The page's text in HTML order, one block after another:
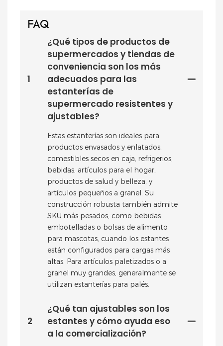
FAQ
1
¿Qué tipos de productos de
supermercados y tiendas de
conveniencia son los más
adecuados para las
estanterías de
supermercado resistentes y
ajustables?
Estas estanterías son ideales para
productos envasados ​​y enlatados,
comestibles secos en caja, refrigerios,
bebidas, artículos para el hogar,
productos de salud y belleza, y
artículos pequeños a granel. Su
construcción robusta también admite
SKU más pesados, como bebidas
embotelladas o bolsas de alimento
para mascotas, cuando los estantes
están configurados para cargas más
altas. Para artículos paletizados o a
granel muy grandes, generalmente se
utilizan estanterías para palés.
2
¿Qué tan ajustables son los
estantes y cómo ayuda eso
a la comercialización?